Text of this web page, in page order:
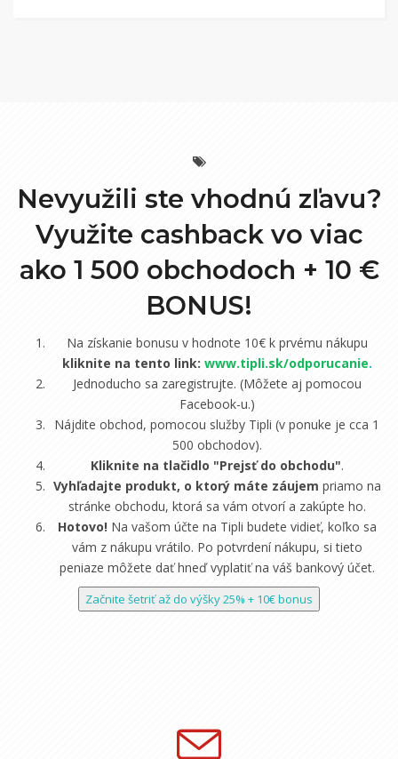
Nevyužili ste vhodnú zľavu?
Využite cashback vo viac
ako 1 500 obchodoch + 10 €
BONUS!
Na získanie bonusu v hodnote 10€ k prvému nákupu
kliknite na tento link: www.tipli.sk/odporucanie.
Jednoducho sa zaregistrujte. (Môžete aj pomocou
Facebook-u.)
Nájdite obchod, pomocou služby Tipli (v ponuke je cca 1
500 obchodov).
Kliknite na tlačidlo "Prejsť do obchodu".
Vyhľadajte produkt, o ktorý máte záujem priamo na
stránke obchodu, ktorá sa vám otvorí a zakúpte ho.
Hotovo!Na vašom účte na Tipli budete vidieť, koľko sa
vám z nákupu vrátilo. Po potvrdení nákupu, si tieto
peniaze môžete dať hneď vyplatiť na váš bankový účet.
Začnite šetriť až do výšky 25% + 10€ bonus